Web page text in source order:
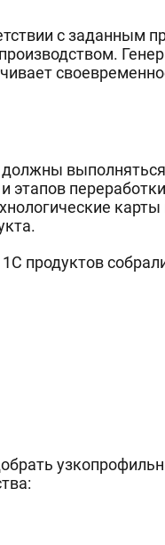
с заданным
этапов
продуктов